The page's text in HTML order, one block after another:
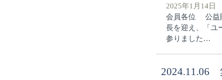
2025年1月14日
会員各位 公益
長を迎え、「ユ
参りました…
2024.11.06